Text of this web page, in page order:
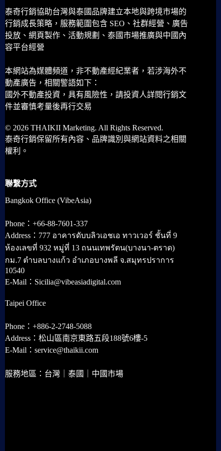
泰奇行銷協助台灣與泰國品牌建立本地與跨境市場的
行銷成長策略，服務範圍包含 SEO、社群經營、廣告
投放、網頁製作、活動規劃、泰國市場推廣與中國內
容平台經營
本網站為媒體頻道，非不動產經紀業者，若涉海外不
動產廣告，相關警語如下：
國外不動產投資，具有風險性，請投資人詳閱行銷文
件並審慎考量後再行交易
© 2026 THAIKII Marketing. All Rights Reserved.
泰奇行銷保留所有內容、品牌識別與網站資料之相關
權利。
聯繫方式
Bangkok Office (VibeAsia)
Phone：+66-88-7601-337
Address：777 อาคารดับบลิวเอชเอ ทาวเวอร์ ชั้นที่ 9
ห้องเลขที่ 932 หมู่ที่ 13 ถนนเทพรัตน(บางนา-ตราด)
กม.7 ตำบลบางแก้ว อำเภอบางพลี จ.สมุทรปราการ
10540
E-Mail：Sicilia@vibeasiadigital.com
Taipei Office
Phone：+886-2-2748-5088
Address：松山區南京東路五段188號6樓-5
E-Mail：service@thaikii.com
服務地區：台灣｜泰國｜中國市場